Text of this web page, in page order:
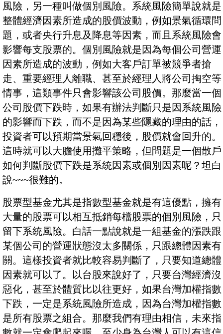
風險，另一種叫做個別風險。系統風險簡單說就是
整體經濟因素所造成的股價波動，例如景氣循環問
題，或者央行升息及降息等因素，而且系統風險會
影響每支股票的。個別風險就是因為每個公司營運
因素所造成的波動，例如大客戶訂單被競爭者搶
走、重要經理人離職、甚至於經理人將公司掏空等
情事，這類事件只會影響該公司股價。那麼當一個
公司股價下跌時，如果有辦法判斷只是因系統風險
的影響而下跌，而不是因為某些隱藏的理由的話，
投資者可以預期當景氣回穩後，股價就會回升的。
這時就可以大膽使用攤平策略，但問題是一個散戶
如何判斷股價下跌是系統因素或個別因素呢？坦白
說~~~很難的。
股票型基金尤其是指數型基金就是有這優點，擁有
大量的股票可以相互抵銷每檔股票的個別風險，只
留下系統風險。白話一點說就是一組基金的漲跌跟
某個公司的營運狀態沒太多關係，只跟總體因素有
關。這樣投資者就比較容易判斷了，只要知道總體
因素就可以了。以台股來說好了，只要台灣經濟沒
惡化，甚至於體質比以往更好，如果台灣加權指數
下跌，一定是系統風險所造成，因為台灣加權指數
是所有股票之組合。那麼我們有理由相信，未來指